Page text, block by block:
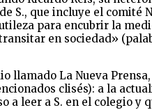
S., que incluye el comité
para encubrir la
en sociedad»
La Nueva
clisés): a la
leer a S. en el colegio y